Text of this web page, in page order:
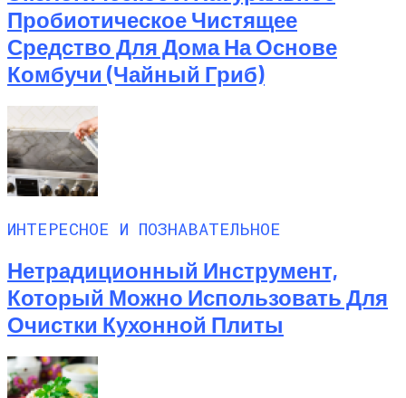
Пробиотическое Чистящее
Средство Для Дома На Основе
Комбучи (чайный Гриб)
ИНТЕРЕСНОЕ И ПОЗНАВАТЕЛЬНОЕ
Нетрадиционный Инструмент,
Который Можно Использовать Для
Очистки Кухонной Плиты